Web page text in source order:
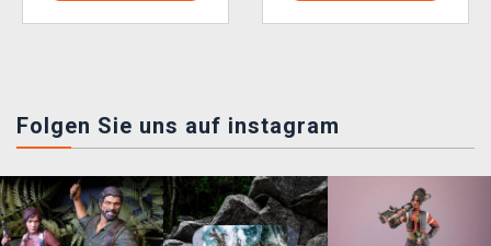
Folgen Sie uns auf instagram